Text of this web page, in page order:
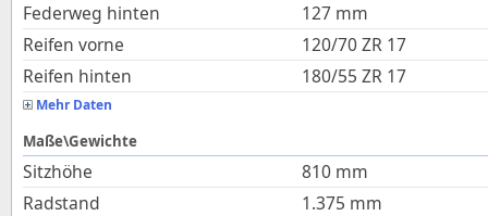
Federweg hinten
127 mm
Reifen vorne
120/70 ZR 17
Reifen hinten
180/55 ZR 17
Mehr Daten
Maße\Gewichte
Sitzhöhe 810 mm
Radstand
1.375 mm